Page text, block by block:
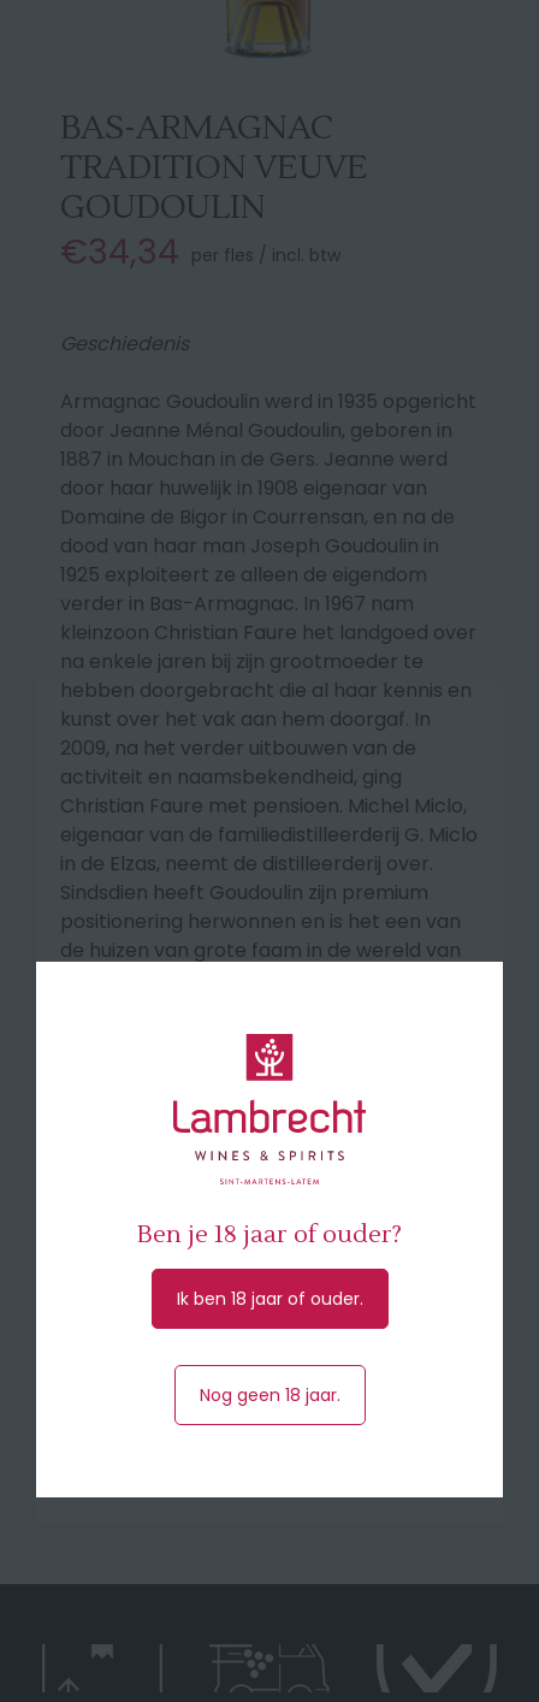
BAS-ARMAGNAC
TRADITION VEUVE
GOUDOULIN
€34,34 per fles / incl. btw
Geschiedenis
Armagnac Goudoulin werd in 1935 opgericht
door Jeanne Ménal Goudoulin, geboren in
1887 in Mouchan in de Gers. Jeanne werd
door haar huwelijk in 1908 eigenaar van
Domaine de Bigor in Courrensan, en na de
dood van haar man Joseph Goudoulin in
1925 exploiteert ze alleen de eigendom
verder in Bas-Armagnac. In 1967 nam
kleinzoon Christian Faure het landgoed over
na enkele jaren bij zijn grootmoeder te
hebben doorgebracht die al haar kennis en
kunst over het vak aan hem doorgaf. In
2009, na het verder uitbouwen van de
activiteit en naamsbekendheid, ging
Christian Faure met pensioen. Michel Miclo,
eigenaar van de familiedistilleerderij G. Miclo
in de Elzas, neemt de distilleerderij over.
Sindsdien heeft Goudoulin zijn premium
positionering herwonnen en is het een van
de huizen van grote faam in de wereld van
Goudoulin vandaag nog zeer oude
jaargangen, van opmerkelijke kwaliteit.
Karakteristieken
Dit is een traditioneel gedistilleerde
Armagnac. Goudkleurig. Aroma's van vanille,
lichte houtimpressie. Een lekkere digestief.
70 cl
Ben je 18 jaar of ouder?
Ik ben 18 jaar of ouder.
Nog geen 18 jaar.